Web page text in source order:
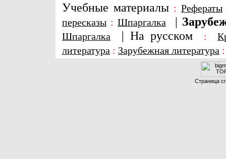
Учебные материалы : Рефераты
пересказы : Шпаргалка |
Шпаргалка | На русском :
литература : Зарубежная литература
Страница